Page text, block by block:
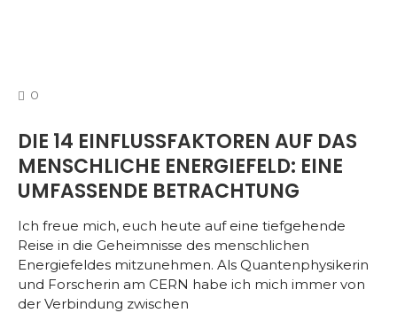
0
DIE 14 EINFLUSSFAKTOREN AUF DAS
MENSCHLICHE ENERGIEFELD: EINE
UMFASSENDE BETRACHTUNG
Ich freue mich, euch heute auf eine tiefgehende
Reise in die Geheimnisse des menschlichen
Energiefeldes mitzunehmen. Als Quantenphysikerin
und Forscherin am CERN habe ich mich immer von
der Verbindung zwischen